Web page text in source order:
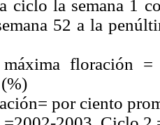
ciclo la semana 1
52 a la
floración
por ciento